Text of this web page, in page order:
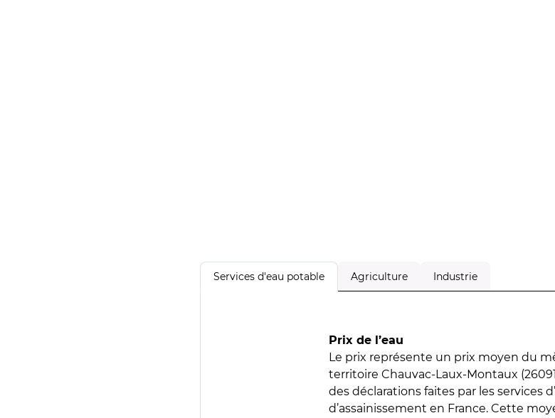
Services d'eau potable Agriculture Industrie
Prix de l’eau
Le prix représente un prix moyen du
territoire Chauvac-Laux-Montaux
des déclarations faites par les services
d’assainissement en France. Cette